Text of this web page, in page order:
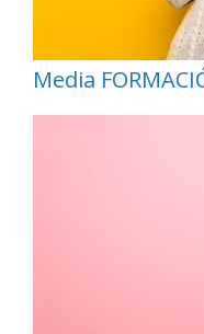
Media